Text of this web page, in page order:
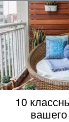
10